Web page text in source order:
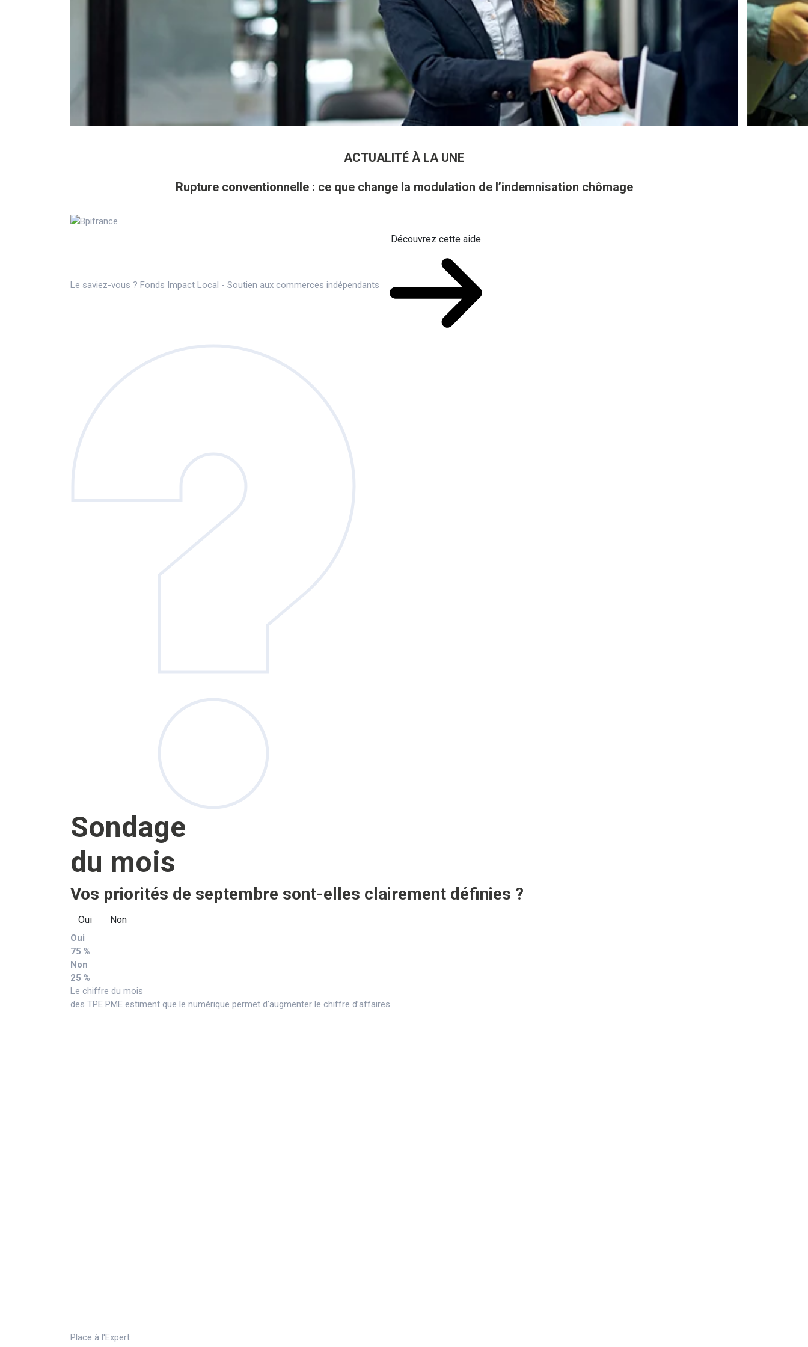
ACTUALITÉ À LA UNE
Rupture conventionnelle : ce que change la modulation de l’indemnisation chômage
Le saviez-vous ? Fonds Impact Local - Soutien aux commerces indépendants
Découvrez cette aide
Sondage
du mois
Vos priorités de septembre sont-elles clairement définies ?
Oui Non
Oui
75 %
Non
25 %
Le chiffre du mois
des TPE PME estiment que le numérique permet d’augmenter le chiffre d’affaires
Place à l'Expert